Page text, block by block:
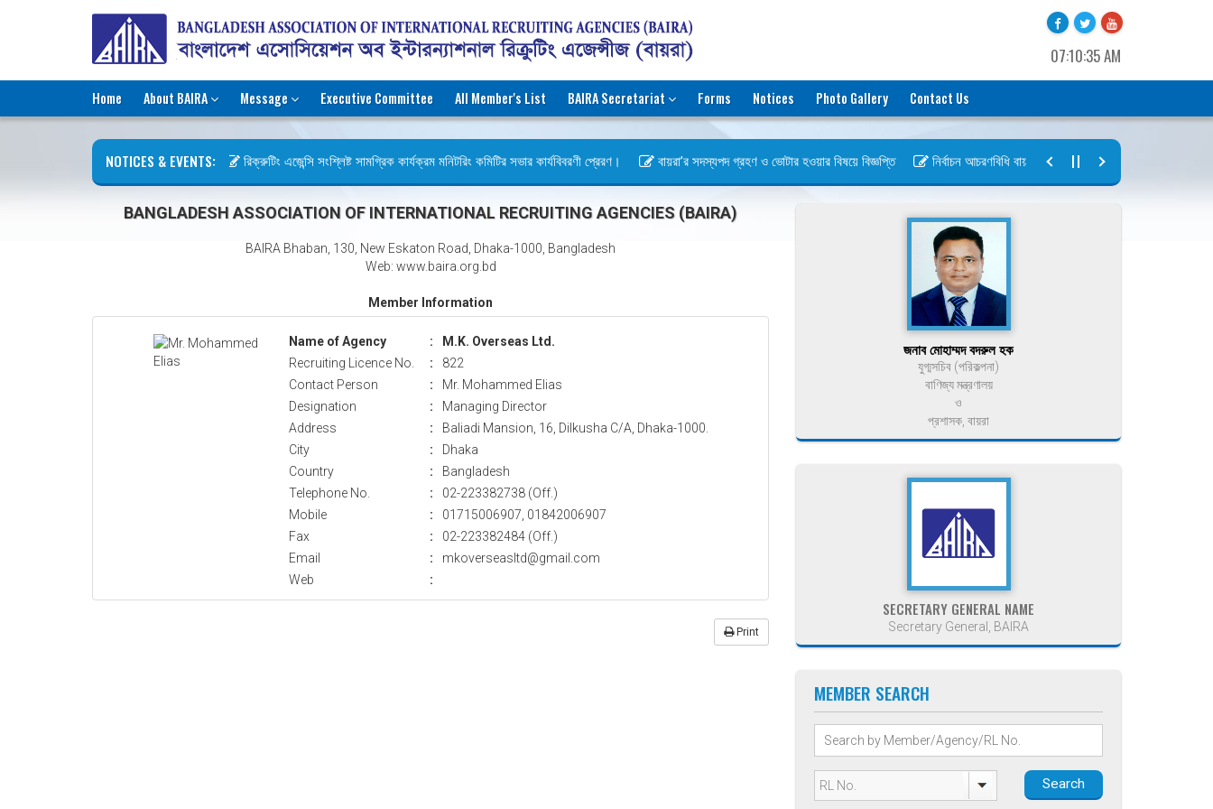
07:10:35 AM
Home About BAIRA Message Executive Committee All Member's List BAIRA Secretariat Forms Notices Photo Gallery Contact Us
NOTICES & EVENTS: রিক্রুটিং এজেন্সি সংশ্লিষ্ট সামগ্রিক কার্যক্রম মনিটরিং কমিটির সভার কার্যবিবরণী প্রেরণ। বায়রা’র সদস্যপদ গ্রহণ ও ভোটার হওয়ার বিষয়ে বিজ্ঞপ্তি নির্বাচন আচরণবিধি বায়রা ২০২৬-২০২৮
BANGLADESH ASSOCIATION OF INTERNATIONAL RECRUITING AGENCIES (BAIRA)
BAIRA Bhaban, 130, New Eskaton Road, Dhaka-1000, Bangladesh
Web: www.baira.org.bd
Member Information
Name of Agency :
M.K. Overseas Ltd.
Recruiting Licence No.
:
822
Contact Person
:
Mr. Mohammed Elias
Designation
:
Managing Director
Address
:
Baliadi Mansion, 16, Dilkusha C/A, Dhaka-1000.
City
:
Dhaka
Country
:
Bangladesh
Telephone No.
:
02-223382738 (Off.)
Mobile
:
01715006907, 01842006907
Fax
:
02-223382484 (Off.)
Email
:
mkoverseasltd@gmail.com
Web
:
Print
জনাব মোহাম্মদ বদরুল হক
যুগ্মসচিব (পরিকল্পনা)
বাণিজ্য মন্ত্রণালয়
ও
প্রশাসক, বায়রা
SECRETARY GENERAL NAME
Secretary General, BAIRA
MEMBER SEARCH
Search